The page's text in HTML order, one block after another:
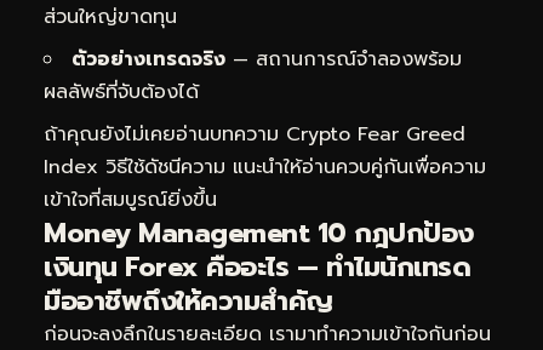
ส่วนใหญ่ขาดทุน
ตัวอย่างเทรดจริง — สถานการณ์จำลองพร้อม
ผลลัพธ์ที่จับต้องได้
ถ้าคุณยังไม่เคยอ่านบทความ Crypto Fear Greed
Index วิธีใช้ดัชนีความ แนะนำให้อ่านควบคู่กันเพื่อความ
เข้าใจที่สมบูรณ์ยิ่งขึ้น
Money Management 10 กฎปกป้อง
เงินทุน Forex คืออะไร — ทำไมนักเทรด
มืออาชีพถึงให้ความสำคัญ
ก่อนจะลงลึกในรายละเอียด เรามาทำความเข้าใจกันก่อน